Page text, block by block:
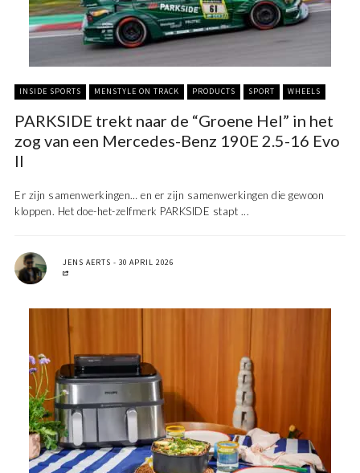
INSIDE SPORTS MENSTYLE ON TRACK PRODUCTS SPORT WHEELS
PARKSIDE trekt naar de “Groene Hel” in het
zog van een Mercedes-Benz 190E 2.5-16 Evo
II
Er zijn samenwerkingen… en er zijn samenwerkingen die gewoon
kloppen. Het doe-het-zelfmerk PARKSIDE stapt ...
JENS AERTS 30 APRIL 2026